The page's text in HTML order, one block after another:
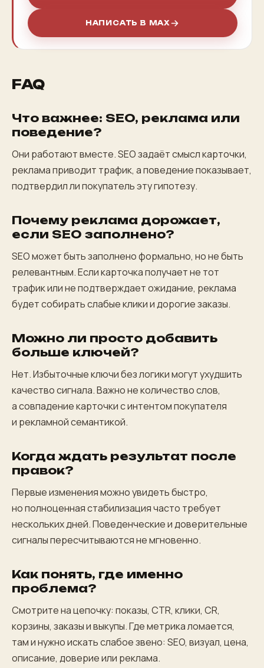
НАПИСАТЬ В MAX
FAQ
Что важнее: SEO, реклама или
поведение?
Они работают вместе. SEO задаёт смысл карточки,
реклама приводит трафик, а поведение показывает,
подтвердил ли покупатель эту гипотезу.
Почему реклама дорожает,
если SEO заполнено?
SEO может быть заполнено формально, но не быть
релевантным. Если карточка получает не тот
трафик или не подтверждает ожидание, реклама
будет собирать слабые клики и дорогие заказы.
Можно ли просто добавить
больше ключей?
Нет. Избыточные ключи без логики могут ухудшить
качество сигнала. Важно не количество слов,
а совпадение карточки с интентом покупателя
и рекламной семантикой.
Когда ждать результат после
правок?
Первые изменения можно увидеть быстро,
но полноценная стабилизация часто требует
нескольких дней. Поведенческие и доверительные
сигналы пересчитываются не мгновенно.
Как понять, где именно
проблема?
Смотрите на цепочку: показы, CTR, клики, CR,
корзины, заказы и выкупы. Где метрика ломается,
там и нужно искать слабое звено: SEO, визуал, цена,
описание, доверие или реклама.